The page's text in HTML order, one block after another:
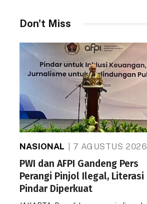
Don't Miss
NASIONAL 7 AGUSTUS 2026
PWI dan AFPI Gandeng Pers
Perangi Pinjol Ilegal, Literasi
Pindar Diperkuat